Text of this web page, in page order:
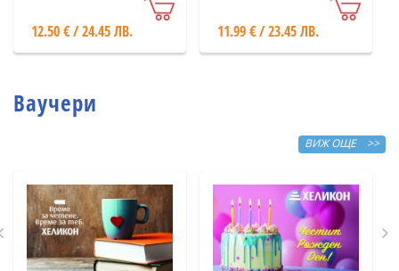
12.50 € / 24.45 ЛВ. 11.99 € / 23.45 ЛВ.
Ваучери
ВИЖ ОЩЕ >>